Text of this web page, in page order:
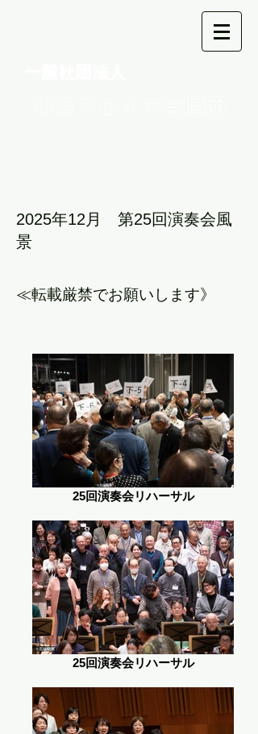
2025年12月 第25回演奏会風
景
​≪転載厳禁でお願いします》
25回演奏会リハーサル
25回演奏会リハーサル